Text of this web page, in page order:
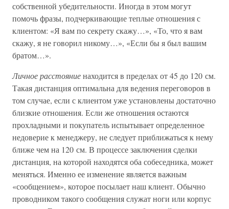
собственной убедительности. Иногда в этом могут
помочь фразы, подчеркивающие теплые отношения с
клиентом: «Я вам по секрету скажу…», «То, что я вам
скажу, я не говорил никому…», «Если бы я был вашим
братом…».
Личное расстояниенаходится в пределах от 45 до 120 см.
Такая дистанция оптимальна для ведения переговоров в
том случае, если с клиентом уже установлены достаточно
близкие отношения. Если же отношения остаются
прохладными и покупатель испытывает определенное
недоверие к менеджеру, не следует приближаться к нему
ближе чем на 120 см. В процессе заключения сделки
дистанция, на которой находятся оба собеседника, может
меняться. Именно ее изменение является важным
«сообщением», которое посылает наш клиент. Обычно
проводником такого сообщения служат ноги или корпус